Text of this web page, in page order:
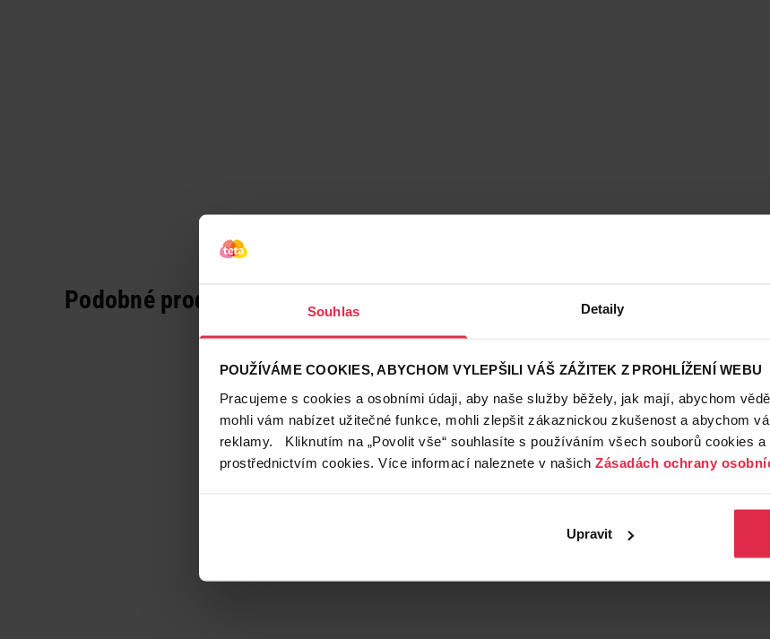
Souhlas Detaily
POUŽÍVÁME COOKIES, ABYCHOM VYLEPŠILI VÁŠ ZÁŽITEK Z PROHLÍŽENÍ WEBU
Pracujeme s cookies a osobními údaji, aby naše služby běžely, jak mají, abychom
mohli vám nabízet užitečné funkce, mohli zlepšit zákaznickou zkušenost a abychom
reklamy. Kliknutím na „Povolit vše“ souhlasíte s používáním všech souborů cookies
prostřednictvím cookies. Více informací naleznete v našich Zásadách ochrany
Upravit
Podobné produkty